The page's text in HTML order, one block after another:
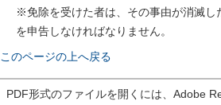
※免除を受けた者は、その事由が消滅し
を申告しなければなりません。
このページの上へ戻る
PDF形式のファイルを開くには、Adobe